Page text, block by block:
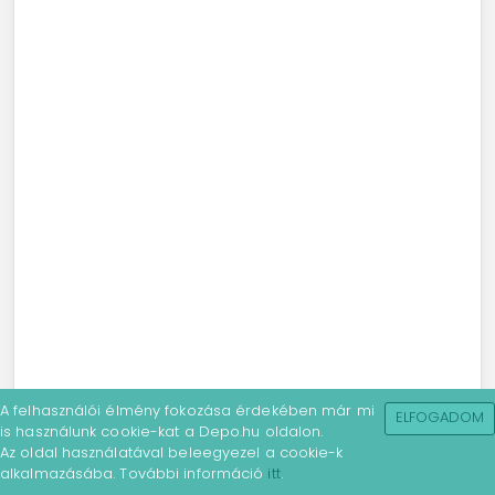
A felhasználói élmény fokozása érdekében már mi
is használunk cookie-kat a Depo.hu oldalon.
Az oldal használatával beleegyezel a cookie-k
alkalmazásába. További információ itt.
ELFOGADOM